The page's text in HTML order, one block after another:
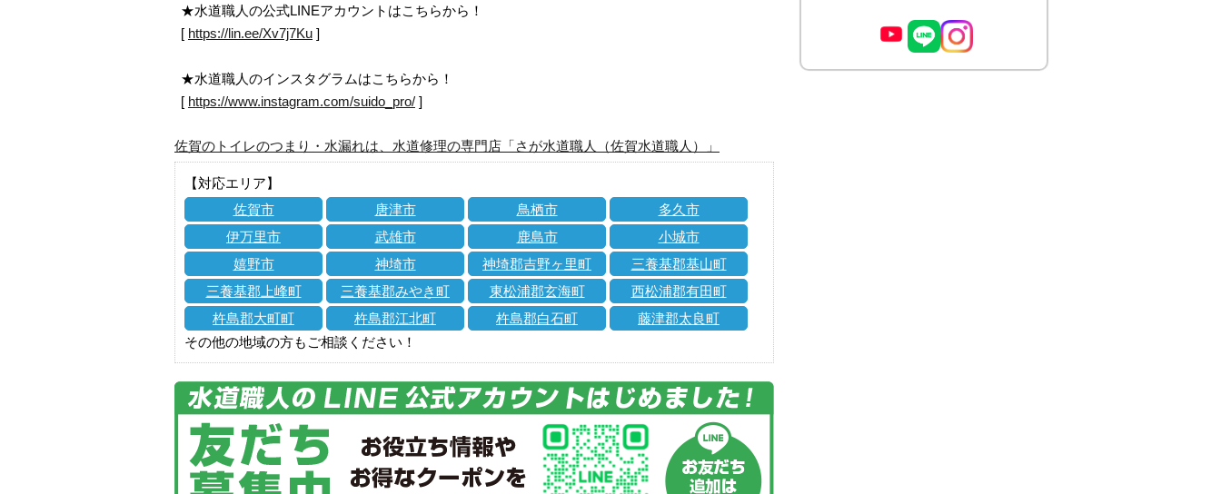
★水道職人の公式LINEアカウントはこちらから！
[ https://lin.ee/Xv7j7Ku ]
★水道職人のインスタグラムはこちらから！
[ https://www.instagram.com/suido_pro/ ]
佐賀のトイレのつまり・水漏れは、水道修理の専門店「さが水道職人（佐賀水道職人）」
【対応エリア】
佐賀市
唐津市 鳥栖市
多久市
伊万里市
武雄市 鹿島市
小城市
嬉野市
神埼市 神埼郡吉野ヶ里町
三養基郡基山町
三養基郡上峰町
三養基郡みやき町 東松浦郡玄海町
西松浦郡有田町
杵島郡大町町
杵島郡江北町 杵島郡白石町
藤津郡太良町
その他の地域の方もご相談ください！